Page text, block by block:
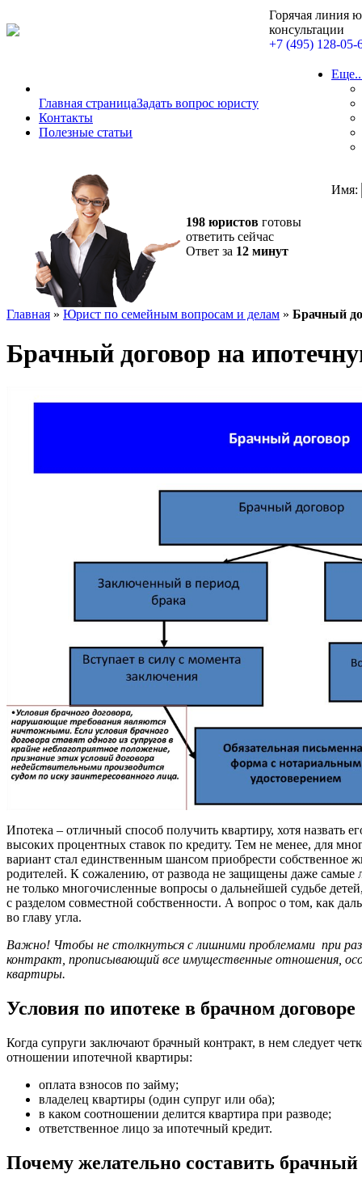
Горячая линия
консультации
+7 (495) 128-05-
Главная страницаЗадать вопрос юристу
Контакты
Полезные статьи
198 юристов готовы
ответить сейчас
Ответ за 12 минут
Имя:
Главная » Юрист по семейным вопросам и делам » Брачный
Брачный договор на
Ипотека – отличный способ получить квартиру, хотя назвать
высоких процентных ставок по кредиту. Тем не менее, для
вариант стал единственным шансом приобрести собственное
родителей. К сожалению, от развода не защищены даже самые
не только многочисленные вопросы о дальнейшей судьбе
с разделом совместной собственности. А вопрос о том, как
во главу угла.
Важно! Чтобы не столкнуться с лишними проблемами при
контракт, прописывающий все имущественные отношения,
квартиры.
Условия по ипотеке в брачном договоре
Когда супруги заключают брачный контракт, в нем следует
отношении ипотечной квартиры:
оплата взносов по займу;
владелец квартиры (один супруг или оба);
в каком соотношении делится квартира при разводе;
ответственное лицо за ипотечный кредит.
Почему желательно составить